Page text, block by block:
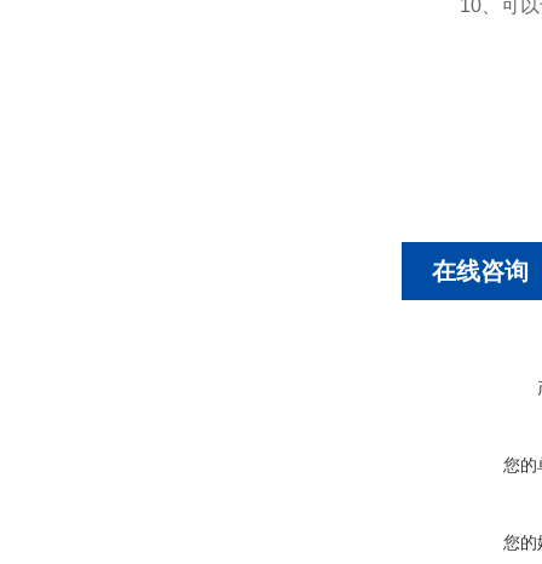
10、可以
在线咨询
您的
您的